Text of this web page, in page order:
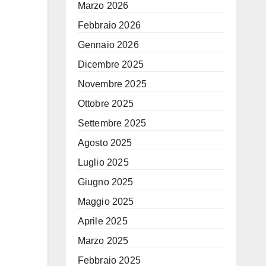
Marzo 2026
Febbraio 2026
Gennaio 2026
Dicembre 2025
Novembre 2025
Ottobre 2025
Settembre 2025
Agosto 2025
Luglio 2025
Giugno 2025
Maggio 2025
Aprile 2025
Marzo 2025
Febbraio 2025